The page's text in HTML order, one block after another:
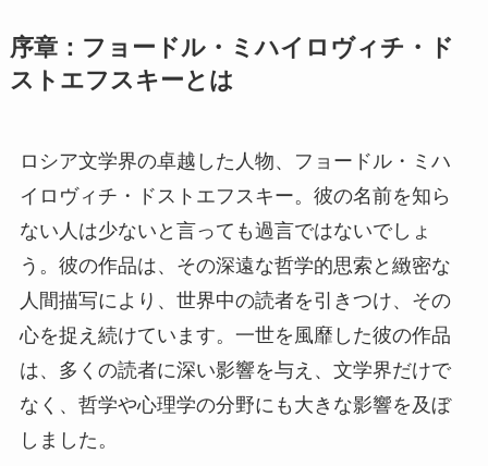
序章：フョードル・ミハイロヴィチ・ド
ストエフスキーとは
ロシア文学界の卓越した人物、フョードル・ミハ
イロヴィチ・ドストエフスキー。彼の名前を知ら
ない人は少ないと言っても過言ではないでしょ
う。彼の作品は、その深遠な哲学的思索と緻密な
人間描写により、世界中の読者を引きつけ、その
心を捉え続けています。一世を風靡した彼の作品
は、多くの読者に深い影響を与え、文学界だけで
なく、哲学や心理学の分野にも大きな影響を及ぼ
しました。